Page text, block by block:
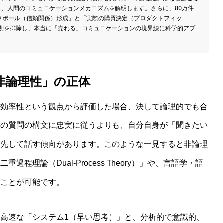
人間のコミュニケーションメカニズムを解明します。さらに、80万件
ール（信頼関係）形成」と「実際の購買決定（プロダクトフィッ
排除し、本当に「売れる」コミュニケーションの境界線に科学的アプ
論理性」の正体
率性という観点から評価した場合、決して論理的でも合
質問の構文に忠実に従うよりも、自分自身が「聞きたい
して話す傾向があります。このような一見すると非論理
重過程理論（Dual-Process Theory）」や、言語学・語
とが可能です。
速な「システム1（早い思考）」と、分析的で意識的、